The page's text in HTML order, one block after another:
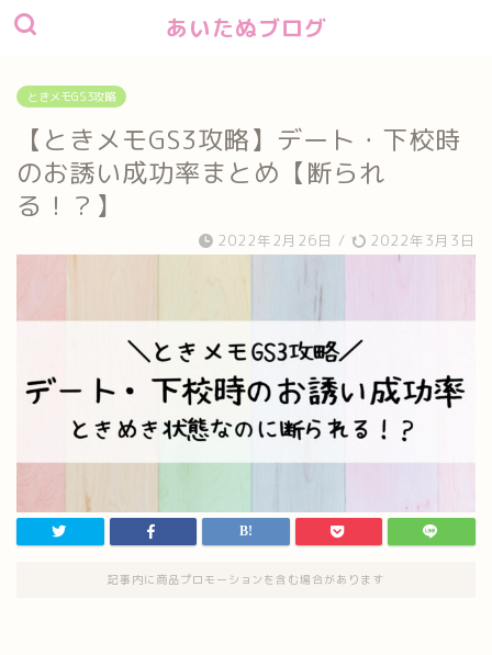
あいたぬブログ
ときメモGS3攻略
【ときメモGS3攻略】デート・下校時
のお誘い成功率まとめ【断られ
る！？】
2022年2月26日 / 2022年3月3日
記事内に商品プロモーションを含む場合があります